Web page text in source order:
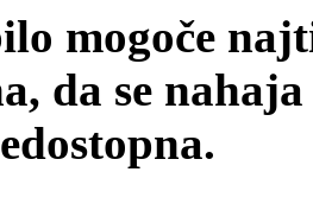
mogoče
da se